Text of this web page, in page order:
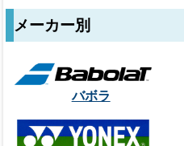
メーカー別
バボラ